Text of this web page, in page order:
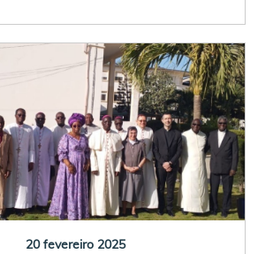
20 fevereiro 2025